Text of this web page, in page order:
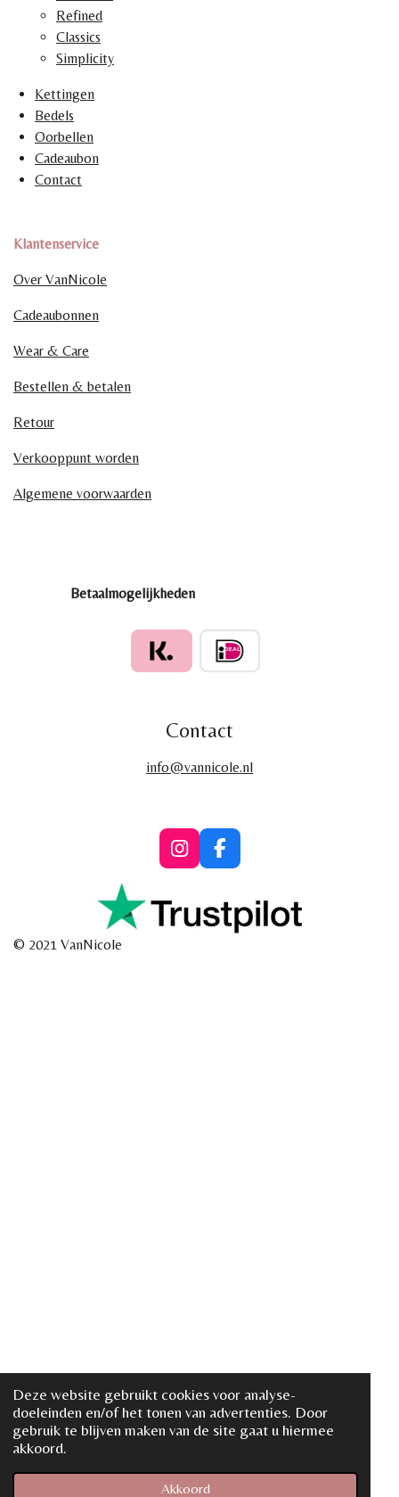
Deze website gebruikt cookies voor analyse-
doeleinden en/of het tonen van advertenties. Door
gebruik te blijven maken van de site gaat u hiermee
akkoord.
Akkoord
Refined
Classics
Simplicity
Kettingen
Bedels
Oorbellen
Cadeaubon
Contact
Klantenservice
Over VanNicole
Cadeaubonnen
Wear & Care
Bestellen & betalen
Retour
Verkooppunt worden
Algemene voorwaarden
Betaalmogelijkheden
Contact
info@vannicole.nl
I
n
t
a
F
a
e
b
© 2021 VanNicole